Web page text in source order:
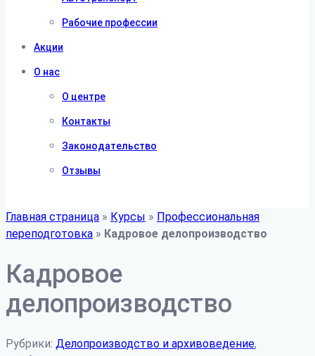
Рабочие профессии
Акции
О нас
О центре
Контакты
Законодательство
Отзывы
Главная страница » Курсы » Профессиональная
переподготовка » Кадровое делопроизводство
Кадровое
делопроизводство
Рубрики: Делопроизводство и архивоведение,